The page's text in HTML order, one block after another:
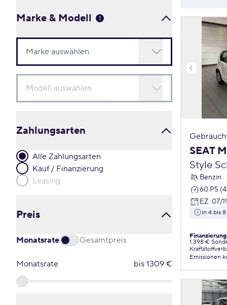
Marke & Modell 1
Zahlungsarten
Alle Zahlungsarten
Kauf / Finanzierung
Leasing
Preis
Monatsrate Gesamtpreis
Monatsrate bis 1309 €
SEAT
Style
Benzin
60 PS
EZ: 07/
in 4 bis
1.398 €
Emissionen